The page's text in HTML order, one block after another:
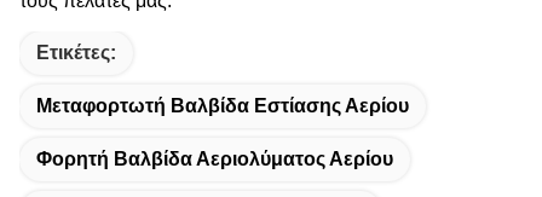
Ετικέτες:
Μεταφορτωτή Βαλβίδα Εστίασης Αερίου
Φορητή Βαλβίδα Αεριολύματος Αερίου